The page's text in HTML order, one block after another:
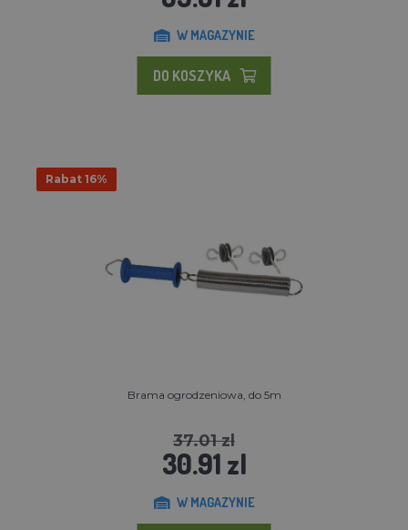
W MAGAZYNIE
DO KOSZYKA
Rabat 16%
Brama ogrodzeniowa, do 5m
37.01 zl
30.91 zl
W MAGAZYNIE